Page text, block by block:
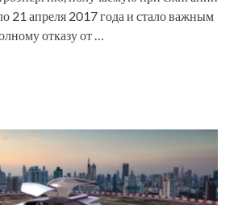
21 апреля 2017 года и стало важным
отказу от …